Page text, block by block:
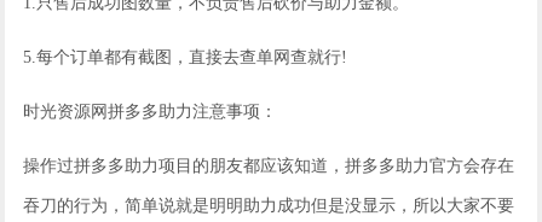
5.每个订单都有截图，直接去查单网查就行!
时光资源网拼多多助力注意事项：
操作过拼多多助力项目的朋友都应该知道，拼多多助力官方会存在
吞刀的行为，简单说就是明明助力成功但是没显示，所以大家不要